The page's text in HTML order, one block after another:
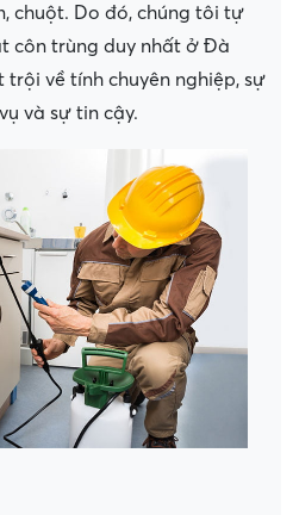
chuột. Do đó, chúng tôi tự
côn trùng duy nhất ở Đà
về tính chuyên nghiệp, sự
và sự tin cậy.